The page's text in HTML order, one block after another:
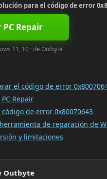
para el código de error
Repair
11, 10 · de Outbyte
el código de error
Repair
de error 0x80070643
de reparación de
y limitaciones
Outbyte